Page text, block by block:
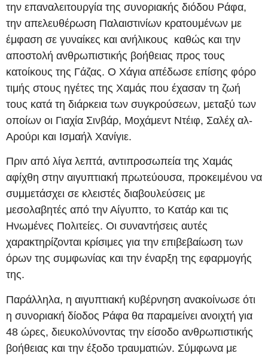
την επαναλειτουργία της συνοριακής διόδου Ράφα,
την απελευθέρωση Παλαιστινίων κρατουμένων με
έμφαση σε γυναίκες και ανήλικους καθώς και την
αποστολή ανθρωπιστικής βοήθειας προς τους
κατοίκους της Γάζας. Ο Χάγια απέδωσε επίσης φόρο
τιμής στους ηγέτες της Χαμάς που έχασαν τη ζωή
τους κατά τη διάρκεια των συγκρούσεων, μεταξύ των
οποίων οι Γιαχία Σινβάρ, Μοχάμεντ Ντέιφ, Σαλέχ αλ-
Αρούρι και Ισμαήλ Χανίγιε.
Πριν από λίγα λεπτά, αντιπροσωπεία της Χαμάς
αφίχθη στην αιγυπτιακή πρωτεύουσα, προκειμένου να
συμμετάσχει σε κλειστές διαβουλεύσεις με
μεσολαβητές από την Αίγυπτο, το Κατάρ και τις
Ηνωμένες Πολιτείες. Οι συναντήσεις αυτές
χαρακτηρίζονται κρίσιμες για την επιβεβαίωση των
όρων της συμφωνίας και την έναρξη της εφαρμογής
της.
Παράλληλα, η αιγυπτιακή κυβέρνηση ανακοίνωσε ότι
η συνοριακή δίοδος Ράφα θα παραμείνει ανοιχτή για
48 ώρες, διευκολύνοντας την είσοδο ανθρωπιστικής
βοήθειας και την έξοδο τραυματιών. Σύμφωνα με